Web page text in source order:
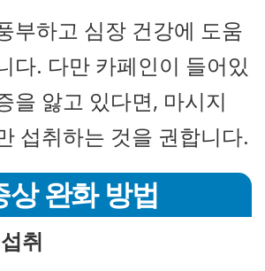
부하고 심장 건강에 도움
다. 다만 카페인이 들어있
을 앓고 있다면, 마시지
섭취하는 것을 권합니다.
상 완화 방법
취